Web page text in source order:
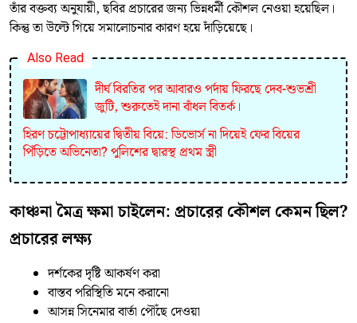
তাঁর বক্তব্য অনুযায়ী, ছবির প্রচারের জন্য ভিন্নধর্মী কৌশল নেওয়া হয়েছিল।
কিন্তু তা উল্টে গিয়ে সমালোচনার কারণ হয়ে দাঁড়িয়েছে।
Also Read
দীর্ঘ বিরতির পর আবারও পর্দায় ফিরছে দেব-শুভশ্রী
জুটি, শুরুতেই দানা বাঁধল বিতর্ক।
হিরণ চট্টোপাধ্যায়ের দ্বিতীয় বিয়ে: ডিভোর্স না দিয়েই ফের বিয়ের
পিঁড়িতে অভিনেতা? পুলিশের দ্বারস্থ প্রথম স্ত্রী
কাঞ্চনা মৈত্র ক্ষমা চাইলেন: প্রচারের কৌশল কেমন ছিল?
প্রচারের লক্ষ্য
দর্শকের দৃষ্টি আকর্ষণ করা
বাস্তব পরিস্থিতি মনে করানো
আসন্ন সিনেমার বার্তা পৌঁছে দেওয়া